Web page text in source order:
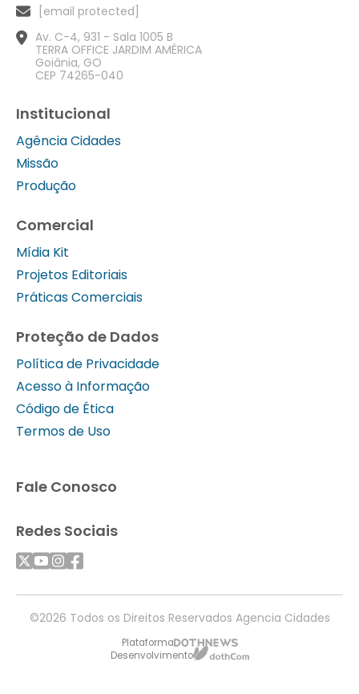
[email protected]
Av. C-4, 931 - Sala 1005 B
TERRA OFFICE JARDIM AMÉRICA
Goiânia, GO
CEP 74265-040
Institucional
Agência Cidades
Missão
Produção
Comercial
Mídia Kit
Projetos Editoriais
Práticas Comerciais
Proteção de Dados
Política de Privacidade
Acesso à Informação
Código de Ética
Termos de Uso
Fale Conosco
Redes Sociais
©2026 Todos os Direitos Reservados Agencia Cidades
Plataforma
Desenvolvimento